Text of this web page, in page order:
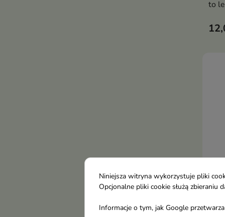
to
Niniejsza witryna wykorzystuje pliki
Opcjonalne pliki cookie służą
Informacje o tym, jak Google